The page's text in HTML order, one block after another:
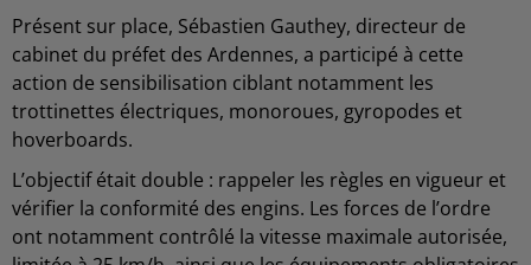
Présent sur place, Sébastien Gauthey, directeur de
cabinet du préfet des Ardennes, a participé à cette
action de sensibilisation ciblant notamment les
trottinettes électriques, monoroues, gyropodes et
hoverboards.
L’objectif était double : rappeler les règles en vigueur et
vérifier la conformité des engins. Les forces de l’ordre
ont notamment contrôlé la vitesse maximale autorisée,